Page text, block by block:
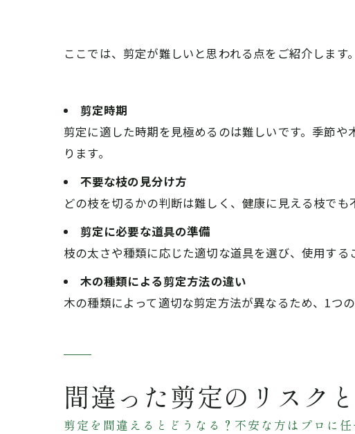
ここでは、剪定が難しいと思われる点をご紹介します。
剪定時期
剪定に適した時期を見極めるのは難しいです。季節
ります。
不要な枝の見分け方
どの枝を切るかの判断は難しく、健康に見える枝で
剪定に必要な道具の準備
枝の太さや種類に応じた適切な道具を選び、使用する
木の種類による剪定方法の違い
木の種類によって適切な剪定方法が異なるため、1つ
間違った剪定のリスク
剪定を間違えるとどうなる？不安な方はプロに